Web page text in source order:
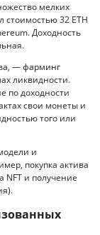
мелких
стоимостью 32 ETH
Доходность
— фарминг
ликвидности.
по доходности
свои монеты и
того или
и
покупка актива
NFT и получение